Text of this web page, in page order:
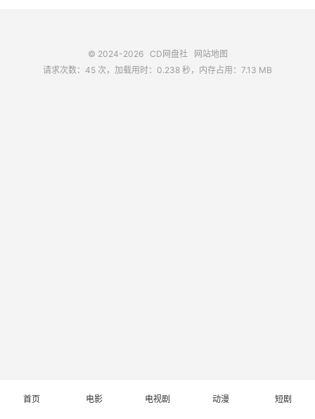
© 2024-2026 CD网盘社
网站地图
请求次数：45 次，加载用时：0.238 秒，内存占用：7.13 MB
首页 电影 电视剧 动漫 短剧